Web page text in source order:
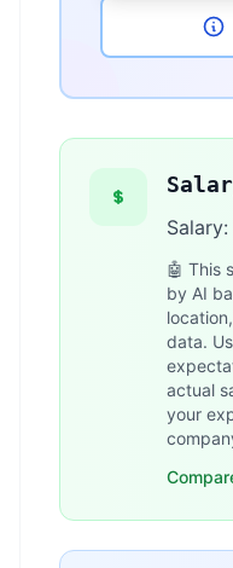
Salary:
🤖 This
by AI
data.
actual
your